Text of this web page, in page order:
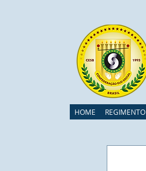
HOME REGIMENTO